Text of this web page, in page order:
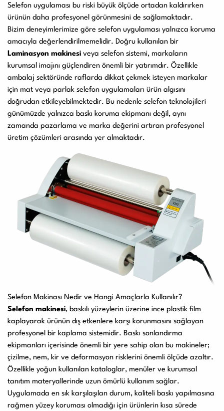
Selefon uygulaması bu riski büyük ölçüde ortadan kaldırırken
ürünün daha profesyonel görünmesini de sağlamaktadır.
Bizim deneyimlerimize göre selefon uygulaması yalnızca koruma
amacıyla değerlendirilmemelidir. Doğru kullanılan bir
Laminasyon makinesi veya selefon sistemi, markaların
kurumsal imajını güçlendiren önemli bir yatırımdır. Özellikle
ambalaj sektöründe raflarda dikkat çekmek isteyen markalar
için mat veya parlak selefon uygulamaları ürün algısını
doğrudan etkileyebilmektedir. Bu nedenle selefon teknolojileri
günümüzde yalnızca baskı koruma ekipmanı değil, aynı
zamanda pazarlama ve marka değerini artıran profesyonel
üretim çözümleri arasında yer almaktadır.
Selefon Makinası Nedir ve Hangi Amaçlarla Kullanılır?
Selefon makinesi, baskılı yüzeylerin üzerine ince plastik film
kaplayarak ürünün dış etkenlere karşı korunmasını sağlayan
profesyonel bir kaplama sistemidir. Baskı sonlandırma
ekipmanları içerisinde önemli bir yere sahip olan bu makineler;
çizilme, nem, kir ve deformasyon risklerini önemli ölçüde azaltır.
Özellikle yoğun kullanılan kataloglar, menüler ve kurumsal
tanıtım materyallerinde uzun ömürlü kullanım sağlar.
Uygulamada en sık karşılaşılan durum, kaliteli baskı yapılmasına
rağmen yüzey koruması olmadığı için ürünlerin kısa sürede